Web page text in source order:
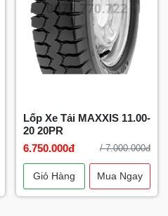
Lốp Xe Tải MAXXIS 11.00-
20 20PR
6.750.000đ
/ 7.000.000đ
Giỏ Hàng Mua Ngay